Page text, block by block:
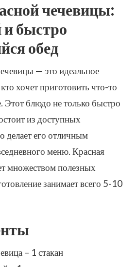
КРАСНОЙ
ЧЕЧЕВИЦЫ
РЕЦЕПТ
С
(ПОШАГОВО)
чечевицы:
быстро
обед
— это идеальное
хочет приготовить что-то
Этот блюдо не только быстро
из доступных
делает его отличным
меню. Красная
множеством полезных
занимает всего 5-10
– 1 стакан